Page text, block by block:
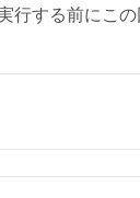
する前にこ